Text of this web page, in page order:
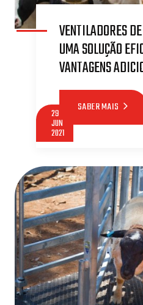
VENTILADORES
UMA SOLUÇÃO
VANTAGENS
SABER MAIS
29
JUN
2021